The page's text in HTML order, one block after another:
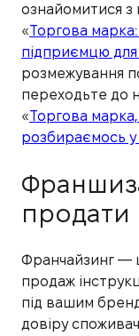
ознайомитися
«Торгова
підприємцю
розмежування
переходьте до
«Торгова
розбираємось у
продати
Франчайзинг —
продаж
під вашим
довіру